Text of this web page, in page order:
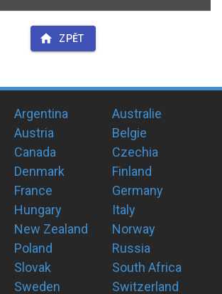
ZPĚT
Argentina
Australie
Austria
Belgie
Canada
Czechia
Denmark
Finland
France
Germany
Hungary
Italy
New Zealand
Norway
Poland
Russia
Slovak
South Africa
Sweden
Switzerland